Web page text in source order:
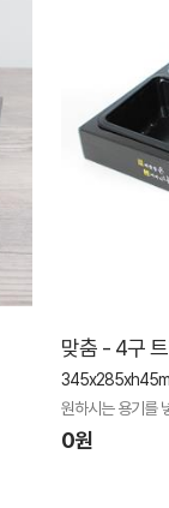
맞춤 - 4구
원하시는 용기를
0원